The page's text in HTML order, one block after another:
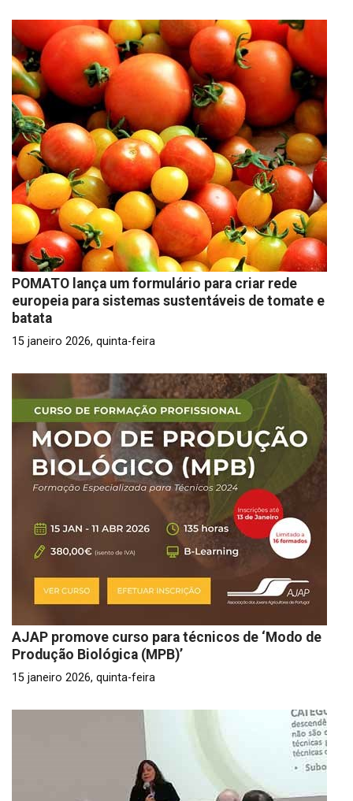
POMATO lança um formulário para criar rede
europeia para sistemas sustentáveis de tomate e
batata
15 janeiro 2026, quinta-feira
AJAP promove curso para técnicos de ‘Modo de
Produção Biológica (MPB)’
15 janeiro 2026, quinta-feira